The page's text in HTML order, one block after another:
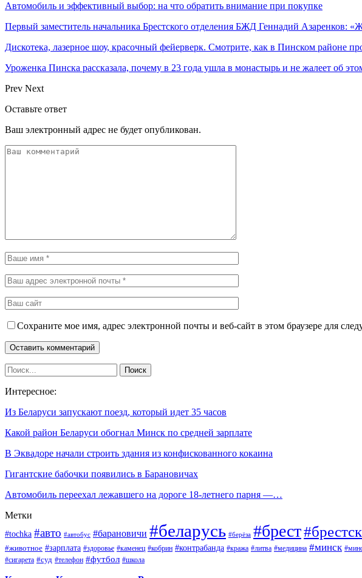
Автомобиль и эффективный выбор: на что обратить внимание при покупке
Первый заместитель начальника Брестского отделения БЖД Геннадий Азаренков:
Дискотека, лазерное шоу, красочный фейерверк. Смотрите, как в Пинском районе
Уроженка Пинска рассказала, почему в 23 года ушла в монастырь и не жалеет об
Prev Next
Оставьте ответ
Ваш электронный адрес не будет опубликован.
Сохраните мое имя, адрес электронной почты и веб-сайт в этом браузере для
Интересное:
Из Беларуси запускают поезд, который идет 35 часов
Какой район Беларуси обогнал Минск по средней зарплате
В Эквадоре начали строить здания из конфискованного кокаина
Гигантские бабочки появились в Барановичах
Автомобиль переехал лежавшего на дороге 18-летнего парня —…
Метки
#tochka #авто #автобус #барановичи #беларусь #берёза #брест
#животное #зарплата #здоровье #каменец #кобрин #контрабанда #кража #литва #медицина #минск
#сигарета #суд #телефон #футбол #школа